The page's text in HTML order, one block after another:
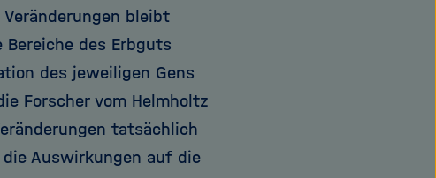
bleibt
des Erbguts
des jeweiligen Gens
Forscher vom Helmholtz
tatsächlich
Auswirkungen auf die